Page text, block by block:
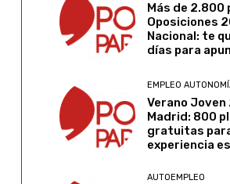
Más de 2.800
Oposiciones
Nacional: te
días para
EMPLEO
Verano Joven
Madrid: 800
gratuitas
experiencia
AUTOEMPLEO